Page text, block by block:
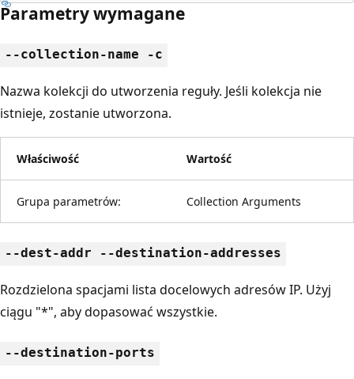
Parametry wymagane
--collection-name -c
Nazwa kolekcji do utworzenia reguły. Jeśli kolekcja nie
istnieje, zostanie utworzona.
Właściwość Wartość
Grupa parametrów: Collection Arguments
--dest-addr --destination-addresses
Rozdzielona spacjami lista docelowych adresów IP. Użyj
ciągu "*", aby dopasować wszystkie.
--destination-ports